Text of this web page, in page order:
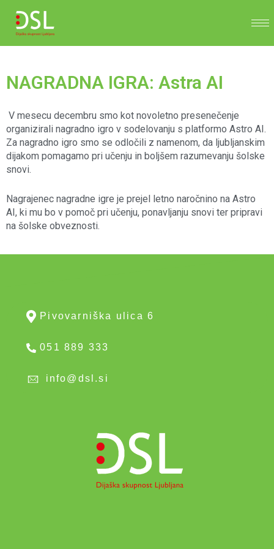
NAGRADNA IGRA: Astra AI
V mesecu decembru smo kot novoletno presenečenje
organizirali nagradno igro v sodelovanju s platformo Astro AI.
Za nagradno igro smo se odločili z namenom, da ljubljanskim
dijakom pomagamo pri učenju in boljšem razumevanju šolske
snovi.
Nagrajenec nagradne igre je prejel letno naročnino na Astro
AI, ki mu bo v pomoč pri učenju, ponavljanju snovi ter pripravi
na šolske obveznosti.
Pivovarniška ulica 6
051 889 333
info@dsl.si